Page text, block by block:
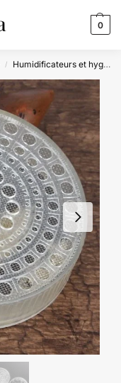
0
/ Humidificateurs et hygromètres